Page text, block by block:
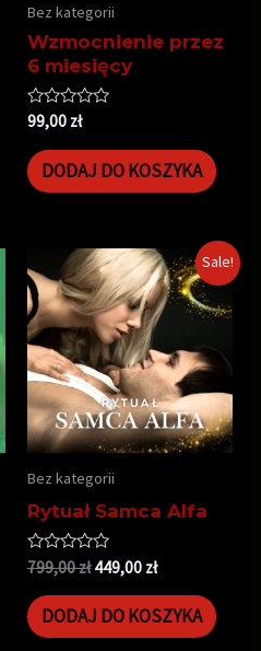
Bez kategorii
Wzmocnienie przez
6 miesięcy
Oceniono
na
5
99,00 zł
DODAJ DO KOSZYKA
Sale!
Bez kategorii
Rytuał Samca Alfa
Oceniono
0
na
5
799,00zł 449,00 zł
DODAJ DO KOSZYKA